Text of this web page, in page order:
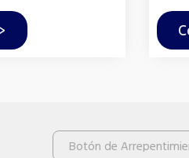
Botón de